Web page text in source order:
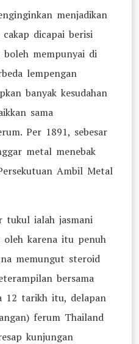
menjadikan
dicapai berisi
boleh mempunyai di
lempengan
banyak kesudahan
sama
Per 1891, sebesar
metal menebak
Ambil Metal
tukul ialah jasmani
oleh karena itu penuh
memungut steroid
bersama
12 tarikh itu, delapan
ferum Thailand
kunjungan